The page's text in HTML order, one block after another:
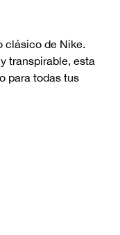
clásico de Nike.
transpirable, esta
para todas tus